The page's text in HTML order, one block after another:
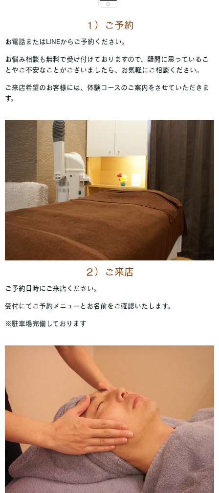
１）ご予約
お電話またはLINEからご予約ください。
お悩み相談も無料で受け付けておりますので、疑問に思っているこ
とやご不安なことがございましたら、お気軽にご相談ください。
ご来店希望のお客様には、体験コースのご案内をさせていただきま
す。
２）ご来店
ご予約日時にご来店ください。
受付にてご予約メニューとお名前をご確認いたします。
※駐車場完備しております